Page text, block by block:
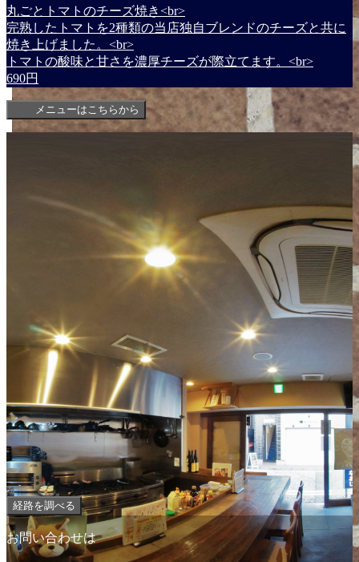
丸ごとトマトのチーズ焼き<br>
完熟したトマトを2種類の当店独自ブレンドのチーズと共に
焼き上げました。<br>
トマトの酸味と甘さを濃厚チーズが際立てます。<br>
690円
メニューはこちらから
経路を調べる
お問い合わせは